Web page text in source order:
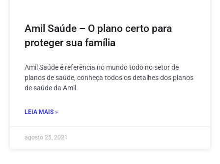
Amil Saúde – O plano certo para
proteger sua família
Amil Saúde é referência no mundo todo no setor de
planos de saúde, conheça todos os detalhes dos planos
de saúde da Amil.
LEIA MAIS »
agosto 25, 2021